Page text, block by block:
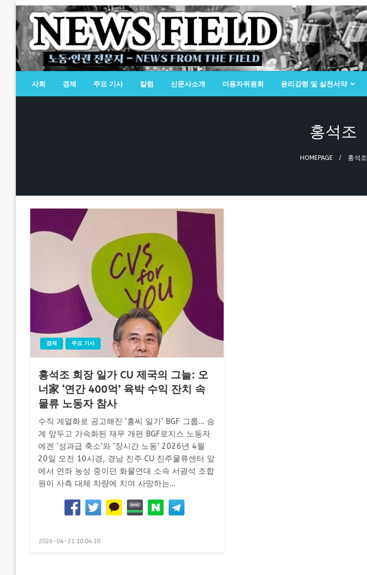
content
뉴스필드
노동·인권 전문지
사회 경제 주요 기사 칼럼 신문사소개 이용자위원회 윤리강령 및 실천서약
홍석조
HOMEPAGE 홍석조
경제 주요 기사
홍석조 회장 일가 CU 제국의 그늘: 오
너家 ‘연간 400억’ 육박 수익 잔치 속
물류 노동자 참사
수직 계열화로 공고해진 ‘홍씨 일가’ BGF 그룹… 승
계 앞두고 가속화된 재무 개편 BGF로지스 노동자
에겐 ‘성과급 축소’와 ‘장시간 노동’ 2026년 4월
20일 오전 10시경, 경남 진주 CU 진주물류센터 앞
에서 연좌 농성 중이던 화물연대 소속 서광석 조합
원이 사측 대체 차량에 치여 사망하는…
Posted
2026-04-21 10:04:10